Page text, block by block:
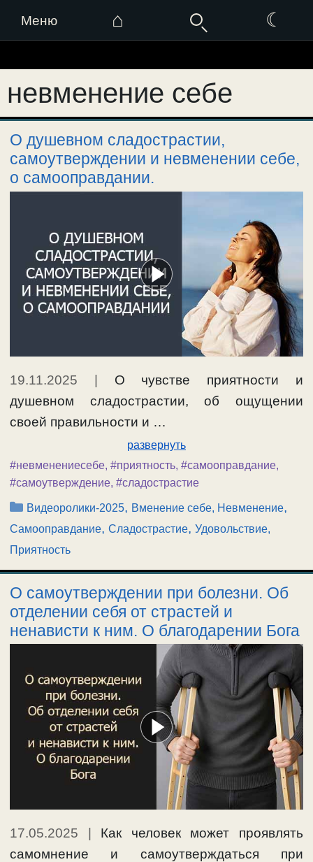
Меню ⌂ ☾
к
содержимому
невменение себе
О душевном сладострастии,
самоутверждении и невменении себе,
о самооправдании.
19.11.2025 | О чувстве приятности и
душевном сладострастии, об ощущении
своей правильности и …
развернуть
#невменениесебе, #приятность, #самооправдание,
#самоутверждение, #сладострастие
Рубрики
Видеоролики-2025, Вменение себе, Невменение,
Самооправдание, Сладострастие, Удовольствие,
Приятность
О самоутверждении при болезни. Об
отделении себя от страстей и
ненависти к ним. О благодарении Бога
17.05.2025 | Как человек может проявлять
самомнение и самоутверждаться при